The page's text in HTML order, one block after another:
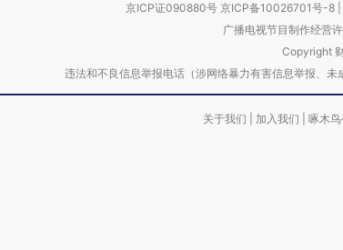
京ICP证090880号 京ICP备10026701号-8
广播电视节目制作经营
Copyright
违法和不良信息举报电话（涉网络暴力有害信息举报
关于我们 加入我们 啄木